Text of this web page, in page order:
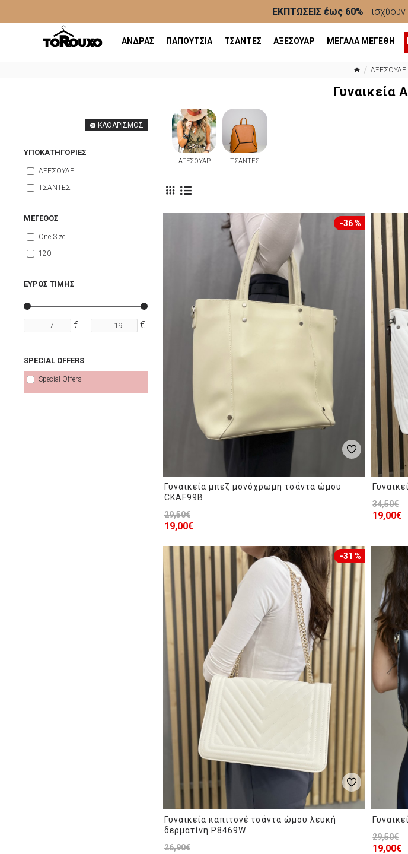
ΕΚΠΤΩΣΕΙΣ έως 60% ισχύουν
ΑΝΔΡΑΣ ΠΑΠΟΥΤΣΙΑ ΤΣΑΝΤΕΣ ΑΞΕΣΟΥΑΡ ΜΕΓΑΛΑ ΜΕΓΕΘΗ
ΑΞΕΣΟΥΑΡ
Γυναικεία
ΚΑΘΑΡΙΣΜΟΣ
ΕΥΡΟΣ ΤΙΜΗΣ
€ €
ΥΠΟΚΑΤΗΓΟΡΙΕΣ
ΑΞΕΣΟΥΑΡ
ΤΣΑΝΤΕΣ
ΜΈΓΕΘΟΣ
One Size
120
SPECIAL OFFERS
Special Offers
ΑΞΕΣΟΥΑΡ ΤΣΑΝΤΕΣ
-36 %
Γυναικεία μπεζ μονόχρωμη τσάντα ώμου
CKAF99B
19,00€
29,50€ 19,00€
34,50€
-31 %
Γυναικεία καπιτονέ τσάντα ώμου λευκή
δερματίνη P8469W
26,90€ 19,00€
29,50€